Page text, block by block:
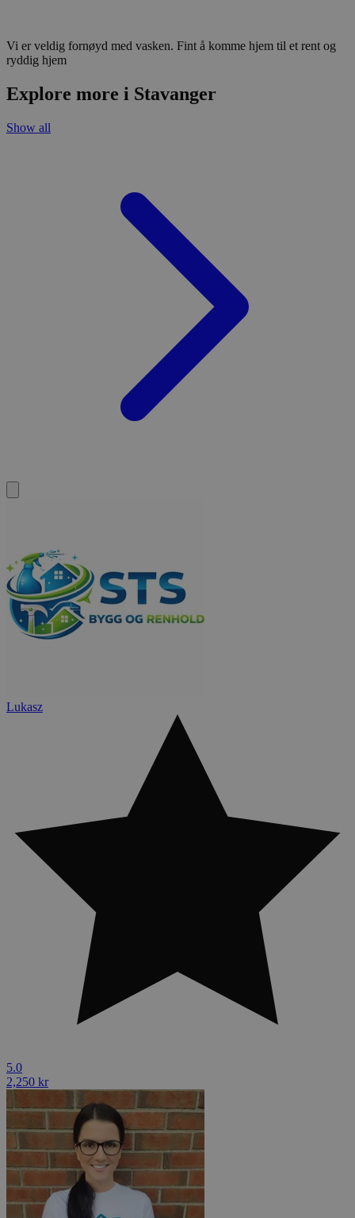
Vi er veldig fornøyd med vasken. Fint å komme hjem til et rent og
ryddig hjem
Explore more i Stavanger
Show all
Lukasz
5.0
2,250 kr